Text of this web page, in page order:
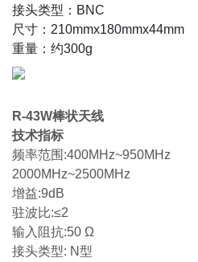
接头类型：BNC
尺寸：210mmx180mmx44mm
重量：约300g
R-43W棒状天线
技术指标
频率范围:400MHz~950MHz
2000MHz~2500MHz
增益:9dB
驻波比:≤2
输入阻抗:50 Ω
接头类型: N型